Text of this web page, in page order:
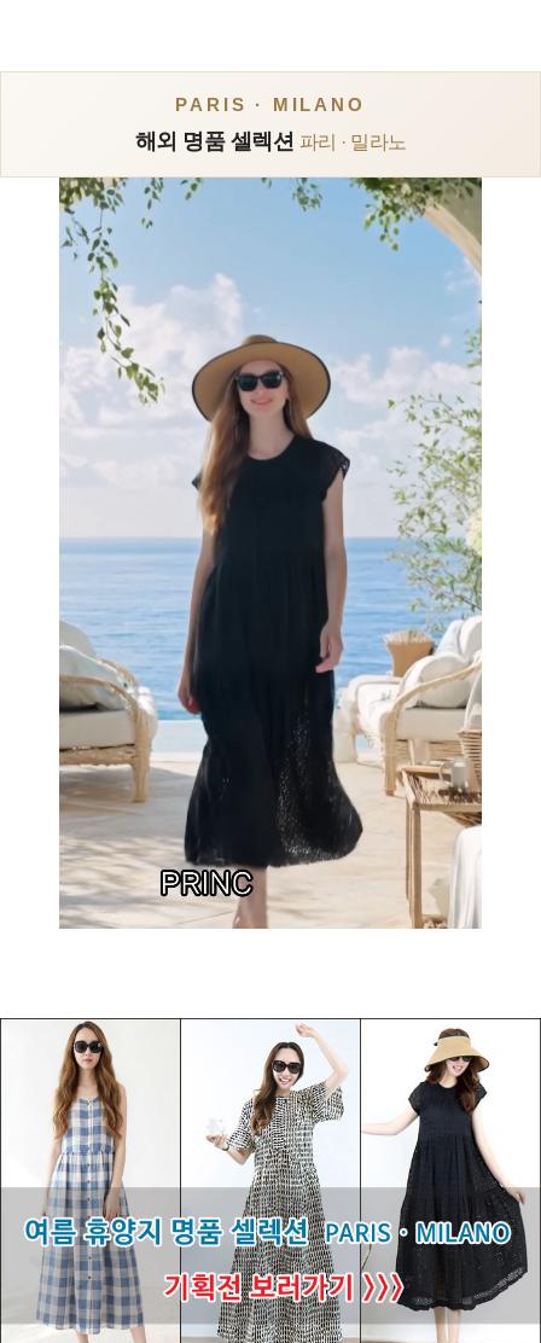
PARIS · MILANO
해외 명품 셀렉션 파리 · 밀라노